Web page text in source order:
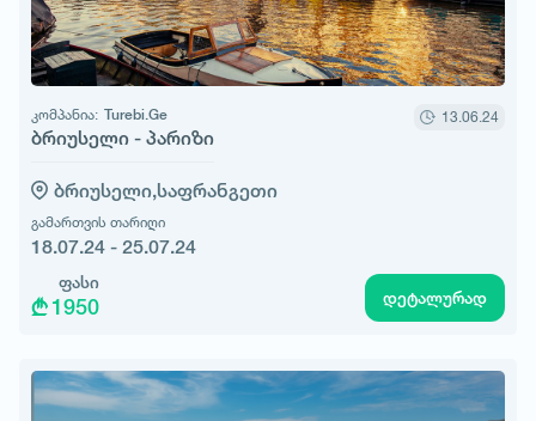
კომპანია: Turebi.Ge
ბრიუსელი - პარიზი
13.06.24
ბრიუსელი,საფრანგეთი
გამართვის თარიღი
18.07.24 - 25.07.24
ფასი
1950 დეტალურად